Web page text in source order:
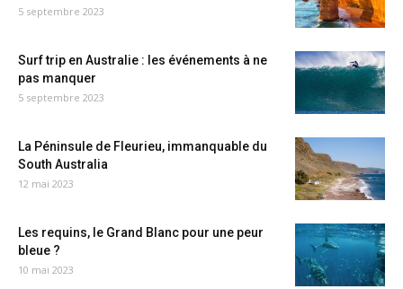
5 septembre 2023
Surf trip en Australie : les événements à ne
pas manquer
5 septembre 2023
La Péninsule de Fleurieu, immanquable du
South Australia
12 mai 2023
Les requins, le Grand Blanc pour une peur
bleue ?
10 mai 2023